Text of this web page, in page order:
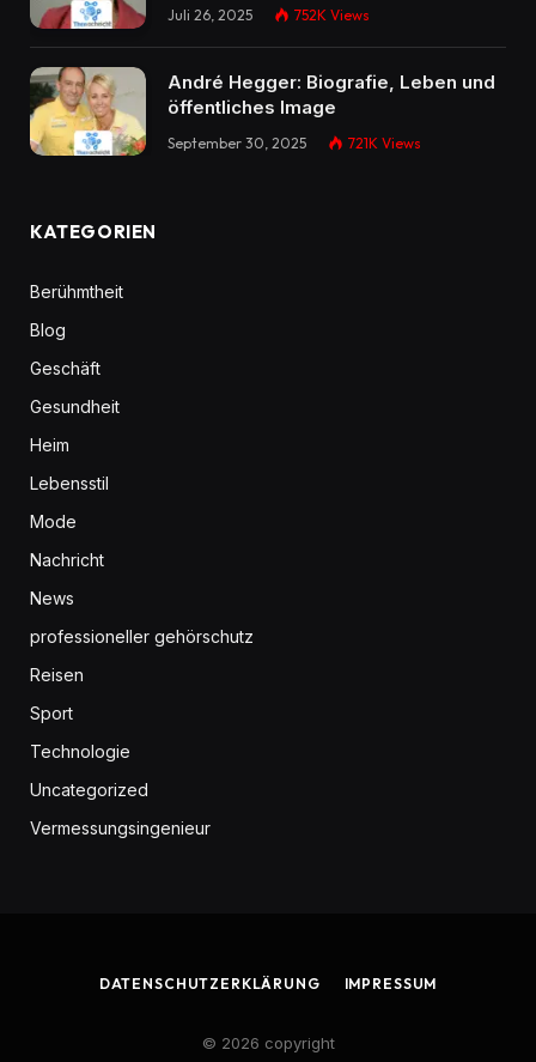
Juli 26, 2025 752K Views
André Hegger: Biografie, Leben und
öffentliches Image
September 30, 2025 721K Views
KATEGORIEN
Berühmtheit
Blog
Geschäft
Gesundheit
Heim
Lebensstil
Mode
Nachricht
News
professioneller gehörschutz
Reisen
Sport
Technologie
Uncategorized
Vermessungsingenieur
DATENSCHUTZERKLÄRUNG IMPRESSUM
© 2026 copyright